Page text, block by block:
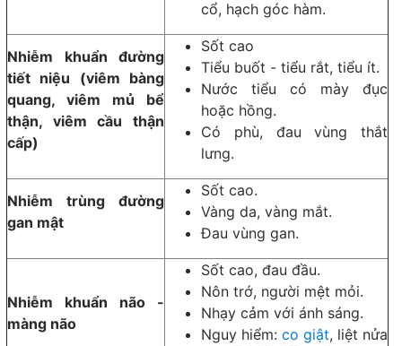
cổ, hạch góc hàm.
Nhiễm khuẩn đường
tiết niệu (viêm bàng
quang, viêm mủ bể
thận, viêm cầu thận
cấp)
Sốt cao
Tiểu buốt - tiểu rắt, tiểu ít.
Nước tiểu có mày đục
hoặc hồng.
Có phù, đau vùng thắt
lưng.
Nhiễm trùng đường
gan mật
Sốt cao.
Vàng da, vàng mắt.
Đau vùng gan.
Nhiễm khuẩn não -
màng não
Sốt cao, đau đầu.
Nôn trớ, người mệt mỏi.
Nhạy cảm với ánh sáng.
Nguy hiểm: co giật, liệt nửa